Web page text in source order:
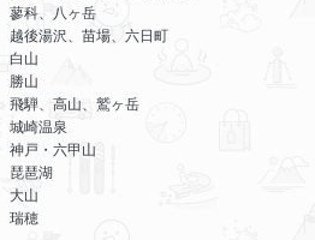
蓼科、八ヶ岳
越後湯沢、苗場、六日町
白山
勝山
飛騨、高山、鷲ヶ岳
城崎温泉
神戸・六甲山
琵琶湖
大山
瑞穂